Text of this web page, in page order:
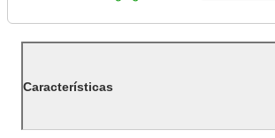
Características